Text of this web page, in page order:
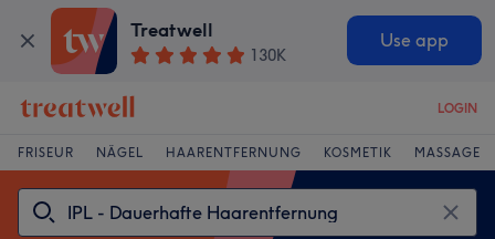
Treatwell
130K
Use app
LOGIN
FRISEUR NÄGEL HAARENTFERNUNG KOSMETIK MASSAGE